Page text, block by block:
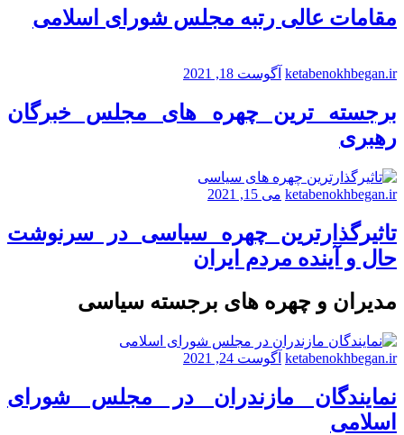
مقامات عالی رتبه مجلس شورای اسلامی
ketabenokhbegan.ir آگوست 18, 2021
برجسته ترین چهره های مجلس خبرگان
رهبری
ketabenokhbegan.ir می 15, 2021
تاثیرگذارترین چهره سیاسی در سرنوشت
حال و آینده مردم ایران
مدیران و چهره های برجسته سیاسی
ketabenokhbegan.ir آگوست 24, 2021
نمایندگان مازندران در مجلس شورای
اسلامی